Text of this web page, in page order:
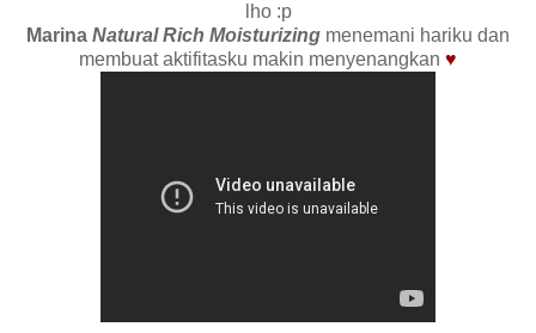
lho :p
Marina Natural Rich Moisturizing menemani hariku dan
membuat aktifitasku makin menyenangkan ♥